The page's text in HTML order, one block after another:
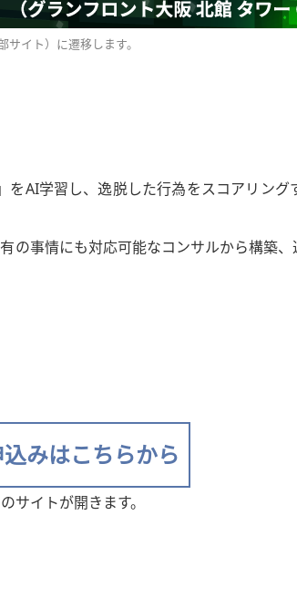
イト）に遷移します。
AI学習し、逸脱した行為をスコアリング
事情にも対応可能なコンサルから構築
みはこちらから
サイトが開きます。